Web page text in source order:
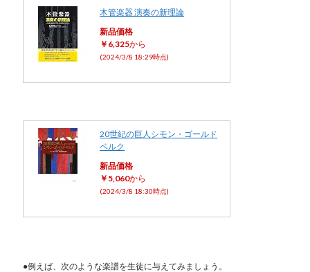
木管楽器 演奏の新理論
新品価格
￥6,325から
(2024/3/8 18:29時点)
20世紀の巨人シモン・ゴールド
ベルク
新品価格
￥5,060から
(2024/3/8 18:30時点)
●例えば、次のような楽譜を生徒に与えてみましょう。